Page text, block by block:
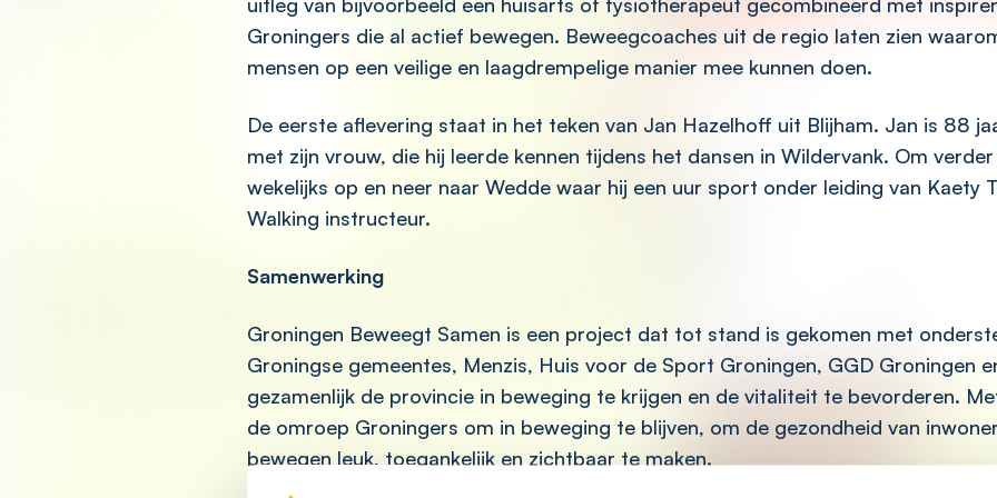
Groningers die al actief bewegen. Beweegcoaches uit de regio laten zien
mensen op een veilige en laagdrempelige manier mee kunnen doen.
De eerste aflevering staat in het teken van Jan Hazelhoff uit Blijham. Jan is 88
met zijn vrouw, die hij leerde kennen tijdens het dansen in Wildervank. Om
wekelijks op en neer naar Wedde waar hij een uur sport onder leiding van Kaety
Walking instructeur.
Samenwerking
Groningen Beweegt Samen is een project dat tot stand is gekomen met
Groningse gemeentes, Menzis, Huis voor de Sport Groningen, GGD Groningen
gezamenlijk de provincie in beweging te krijgen en de vitaliteit te bevorderen.
de omroep Groningers om in beweging te blijven, om de gezondheid van
bewegen leuk, toegankelijk en zichtbaar te maken.